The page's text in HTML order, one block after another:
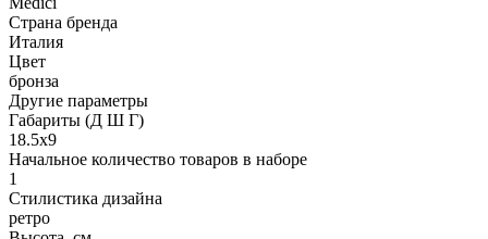
Страна бренда
Италия
Цвет
бронза
Другие параметры
Габариты (Д Ш Г)
18.5х9
Начальное количество товаров в наборе
1
Стилистика дизайна
ретро